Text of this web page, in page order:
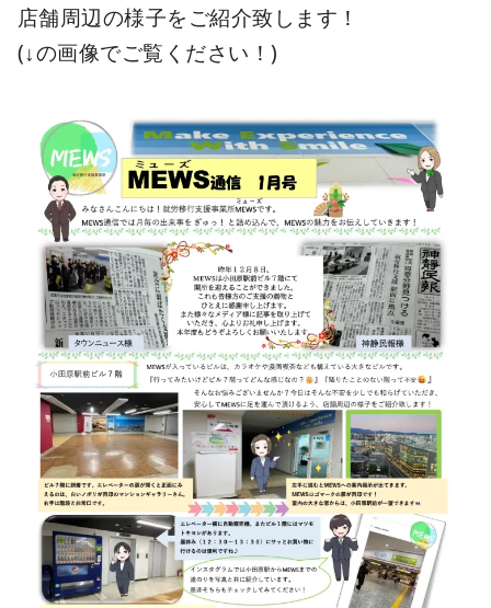
店舗周辺の様子をご紹介致します！
(↓の画像でご覧ください！)